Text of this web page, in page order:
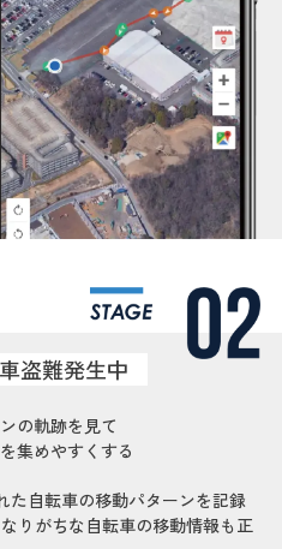
盗難発生中
の軌跡を見て
集めやすくする
た自転車の移動パターンを記録
りがちな自転車の移動情報も正